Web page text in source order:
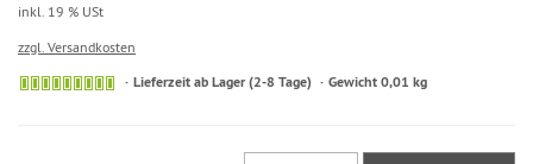
inkl. 19 % USt
zzgl. Versandkosten
Sofort
Lieferzeit ab Lager (2-8 Tage) Gewicht 0,01 kg